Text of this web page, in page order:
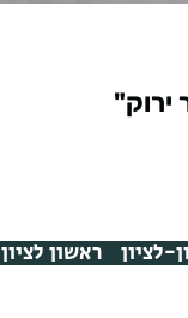
ירוק"
לציון ראשון לציון